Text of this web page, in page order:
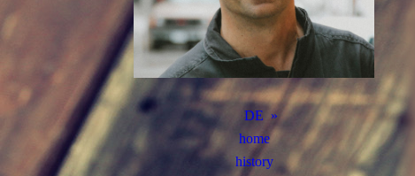
DE
home
history